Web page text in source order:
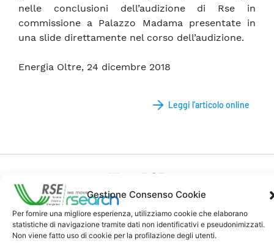
Gestione Consenso Cookie
Per fornire una migliore esperienza, utilizziamo cookie che elaborano
statistiche di navigazione tramite dati non identificativi e pseudonimizzati.
Non viene fatto uso di cookie per la profilazione degli utenti.
nelle conclusioni dell’audizione di Rse in
commissione a Palazzo Madama presentate in
una slide direttamente nel corso dell’audizione.
Energia Oltre, 24 dicembre 2018
Leggi l'articolo online
Contatti